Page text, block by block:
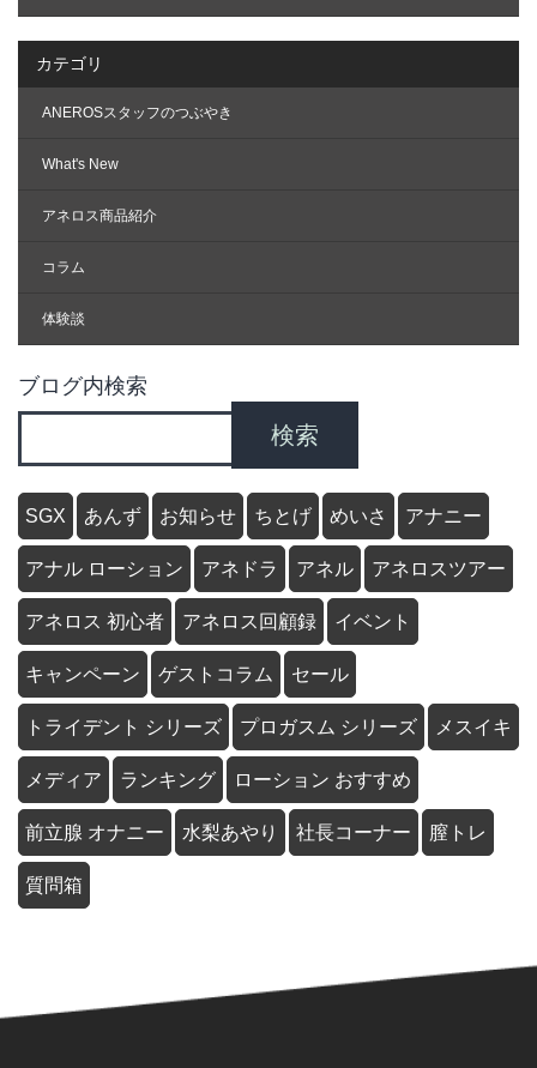
カテゴリ
ANEROSスタッフのつぶやき
What's New
アネロス商品紹介
コラム
体験談
ブログ内検索
検索
SGX あんず お知らせ ちとげ めいさ アナニー
アナル ローション アネドラ アネル アネロスツアー
アネロス 初心者 アネロス回顧録 イベント
キャンペーン ゲストコラム セール
トライデント シリーズ プロガスム シリーズ メスイキ
メディア ランキング ローション おすすめ
前立腺 オナニー 水梨あやり 社長コーナー 膣トレ
質問箱